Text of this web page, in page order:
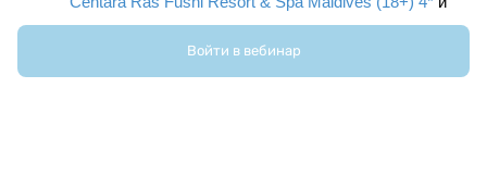
Сentara Grand Island Resort and Spa 5*.
Самые активные турагенты получат шанс стать
обладателями приятного презента - сувенирного набора
Войти в вебинар